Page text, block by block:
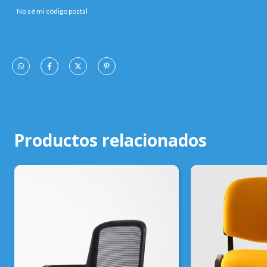
No sé mi código postal
Productos relacionados